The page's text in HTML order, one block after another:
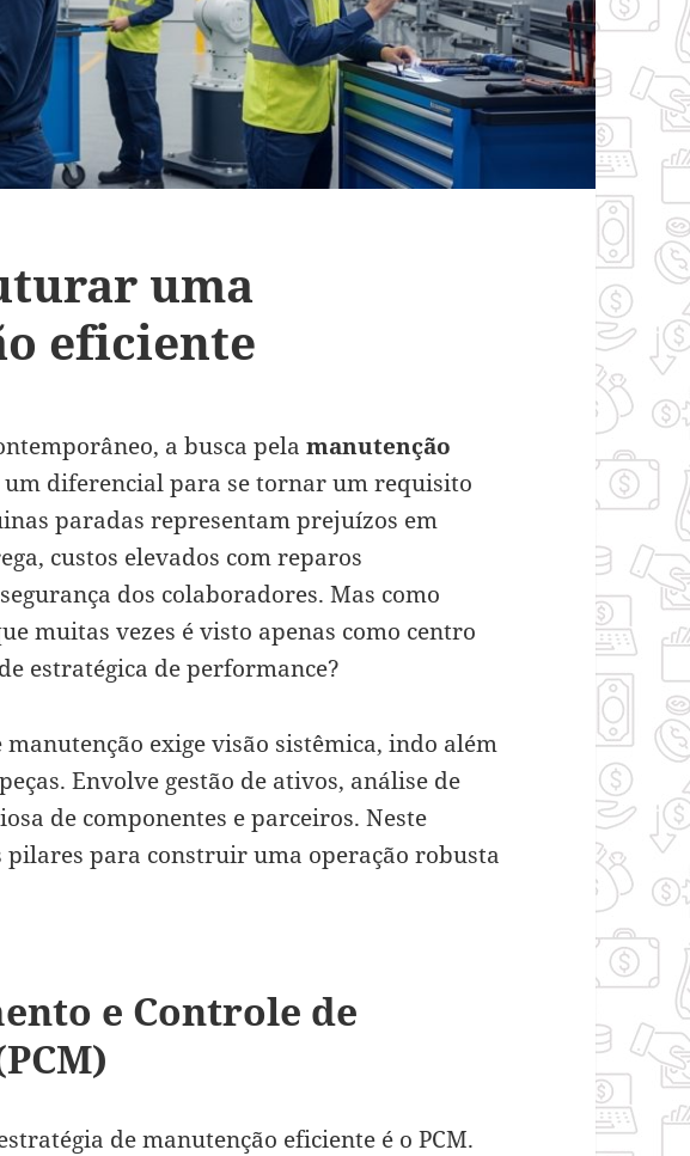
uma
eficiente
a busca pelamanutenção
um diferencial para se tornar um requisito
paradas representam prejuízos em
custos elevados com reparos
dos colaboradores. Mas como
muitas vezes é visto apenas como centro
estratégica de performance?
exige visão sistêmica, indo além
Envolve gestão de ativos, análise de
de componentes e parceiros. Neste
para construir uma operação robusta
e Controle de
de manutenção eficiente é o PCM.